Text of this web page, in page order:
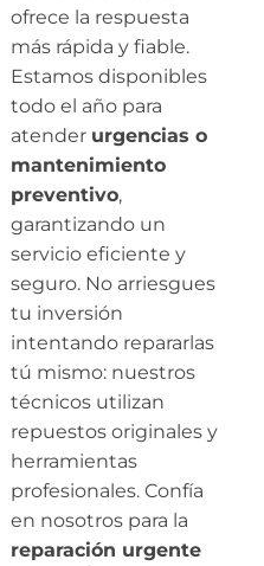
ofrece la respuesta
más rápida y fiable.
Estamos disponibles
todo el año para
atender urgencias o
mantenimiento
preventivo,
garantizando un
servicio eficiente y
seguro. No arriesgues
tu inversión
intentando repararlas
tú mismo: nuestros
técnicos utilizan
repuestos originales y
herramientas
profesionales. Confía
en nosotros para la
reparación urgente